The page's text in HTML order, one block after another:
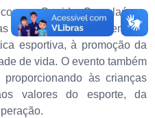
a Corrida Camalaú no
locais e visitantes em um
esportiva, à promoção da
de vida. O evento também
às crianças
valores do esporte, da